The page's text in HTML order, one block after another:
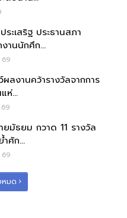
ะเสริฐ ประธานสภา
านนักศึก...
69
งานคว้ารางวัลจากการ
ห่...
มัธยม กวาด 11 รางวัล
ศัก...
69
หมด